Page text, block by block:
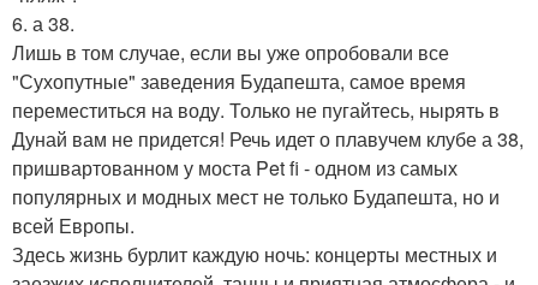
6. а 38.
Лишь в том случае, если вы уже опробовали все
"Сухопутные" заведения Будапешта, самое время
переместиться на воду. Только не пугайтесь, нырять в
Дунай вам не придется! Речь идет о плавучем клубе а 38,
пришвартованном у моста Pet fi - одном из самых
популярных и модных мест не только Будапешта, но и
всей Европы.
Здесь жизнь бурлит каждую ночь: концерты местных и